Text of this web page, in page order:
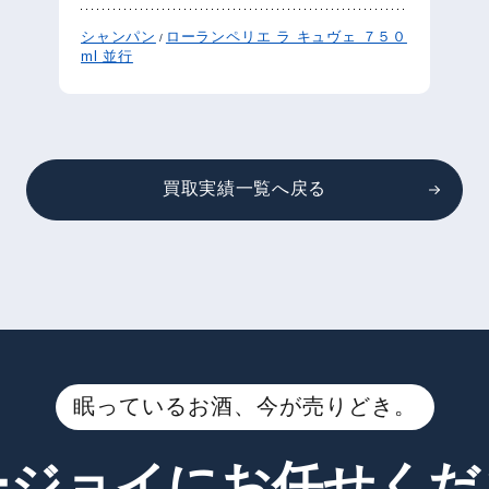
シャンパン / ローランペリエ ラ キュヴェ ７５０
ml 並行
買取実績一覧へ戻る
眠っているお酒、今が売りどき。